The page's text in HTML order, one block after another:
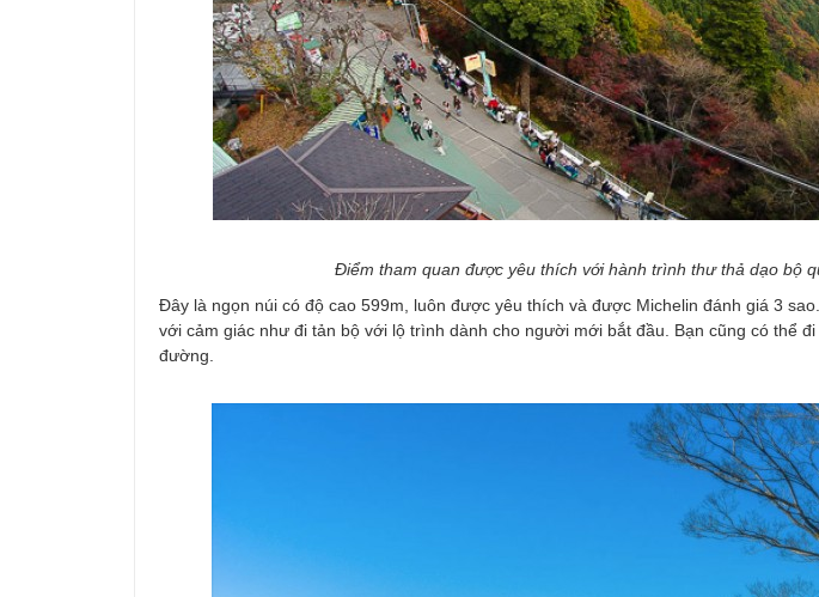
Điểm tham quan được yêu thích với hành trình thư thả dạo bộ
Đây là ngọn núi có độ cao 599m, luôn được yêu thích và được Michelin đánh giá 3
với cảm giác như đi tản bộ với lộ trình dành cho người mới bắt đầu. Bạn cũng có thể
đường.